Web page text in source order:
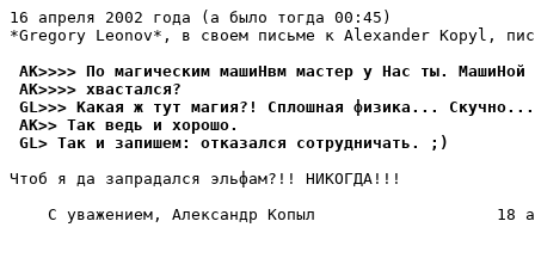
16 апреля 2002 года (а было тогда 00:45)
*Gregory Leonov*, в своем письме к Alexander Kopyl,
AK>>>> По магическим машиНвм мастер у Нас ты. МашиНой
AK>>>> хвастался?
GL>>> Какая ж тут магия?! Сплошная физика... Скучно...
AK>> Так ведь и хорошо.
GL> Так и запишем: отказался сотрудничать. ;)
Чтоб я да запрадался эльфам?!! HИКОГДА!!!
С уважением, Александр Копыл                   18